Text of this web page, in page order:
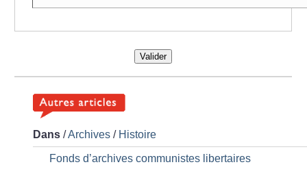
Valider
Dans /Archives / Histoire
Fonds d’archives communistes libertaires